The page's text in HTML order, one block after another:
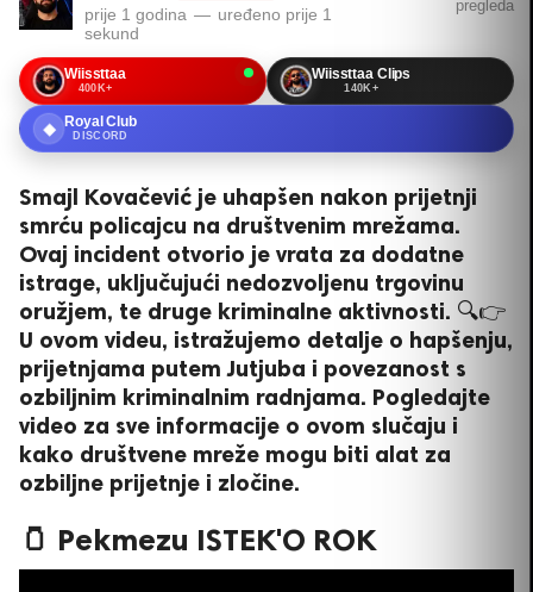
prije 1 godina — uređeno prije 1
sekund
pregleda
Wiissttaa
400K+
Wiissttaa Clips
140K+
◆ Royal Club
DISCORD
Smajl Kovačević je uhapšen nakon prijetnji
smrću policajcu na društvenim mrežama.
Ovaj incident otvorio je vrata za dodatne
istrage, uključujući nedozvoljenu trgovinu
oružjem, te druge kriminalne aktivnosti. 🔍👉
U ovom videu, istražujemo detalje o hapšenju,
prijetnjama putem Jutjuba i povezanost s
ozbiljnim kriminalnim radnjama. Pogledajte
video za sve informacije o ovom slučaju i
kako društvene mreže mogu biti alat za
ozbiljne prijetnje i zločine.
🫙 Pekmezu ISTEK'O ROK